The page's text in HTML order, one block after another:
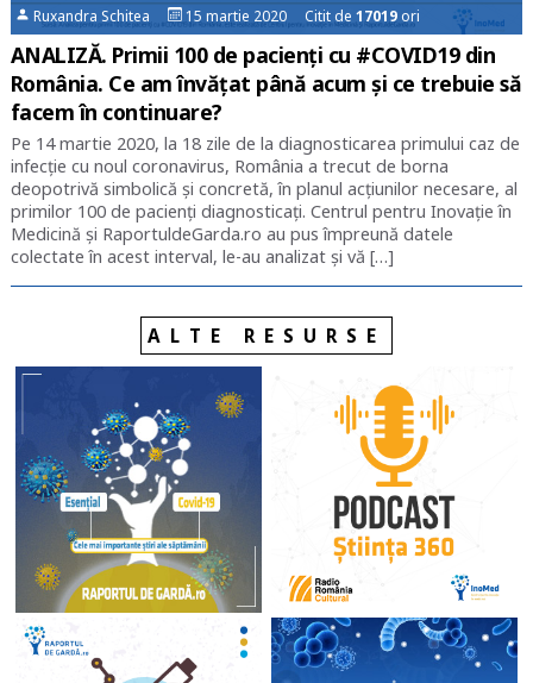
Ruxandra Schitea 15 martie 2020 Citit de17019 ori
ANALIZĂ. Primii 100 de pacienți cu #COVID19 din
România. Ce am învățat până acum și ce trebuie să
facem în continuare?
Pe 14 martie 2020, la 18 zile de la diagnosticarea primului caz de
infecție cu noul coronavirus, România a trecut de borna
deopotrivă simbolică și concretă, în planul acțiunilor necesare, al
primilor 100 de pacienți diagnosticați. Centrul pentru Inovație în
Medicină și RaportuldeGarda.ro au pus împreună datele
colectate în acest interval, le-au analizat și vă […]
ALTE RESURSE